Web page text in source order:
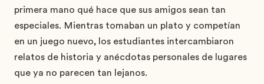
primera mano qué hace que sus amigos sean tan
especiales. Mientras tomaban un plato y competían
en un juego nuevo, los estudiantes intercambiaron
relatos de historia y anécdotas personales de lugares
que ya no parecen tan lejanos.